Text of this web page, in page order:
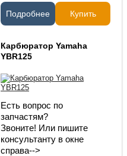
Подробнее Купить
Карбюратор Yamaha
YBR125
Есть вопрос по
запчастям?
Звоните! Или пишите
консультанту в окне
справа-->